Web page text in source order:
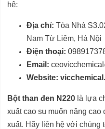
hệ:
Địa chỉ: Tòa Nhà
Nam Từ Liêm, Hà Nội
Điện thoại:
Email:
Website:
Bột than đen N220 là lựa
xuất cao su muốn nâng
xuất. Hãy liên hệ với chúng